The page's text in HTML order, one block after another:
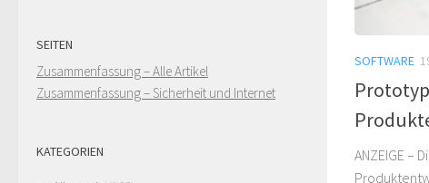
SOFTWARE
ANZEIGE –
SEITEN
Zusammenfassung – Alle Artikel
Zusammenfassung – Sicherheit und Internet
KATEGORIEN